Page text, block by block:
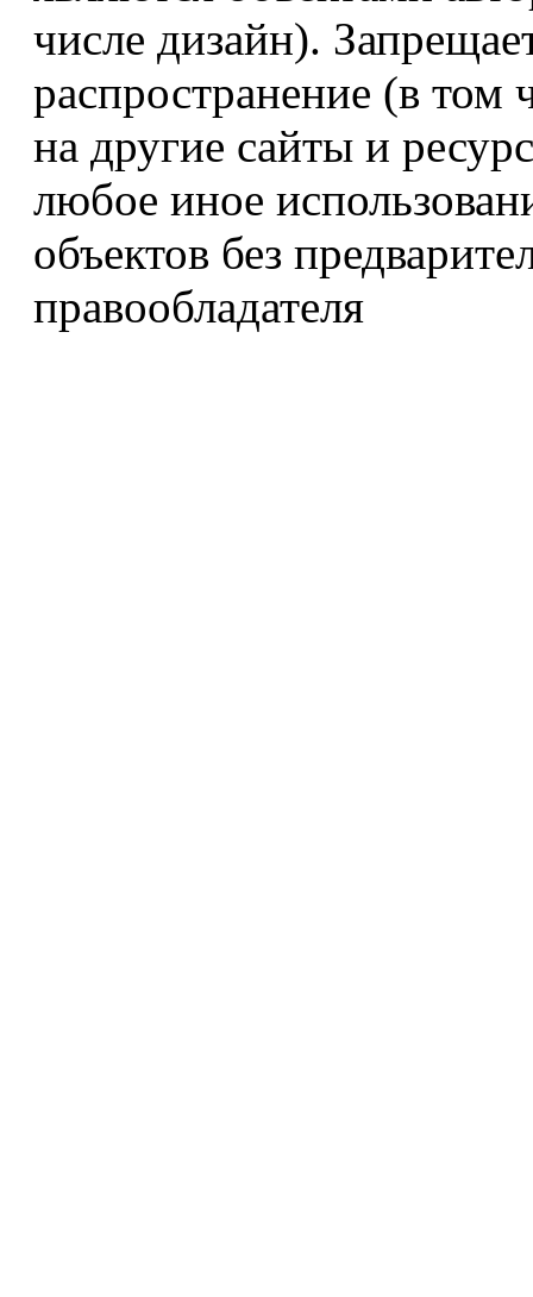
числе дизайн).
распространение (в том
на другие сайты и
любое иное
объектов без
правообладателя